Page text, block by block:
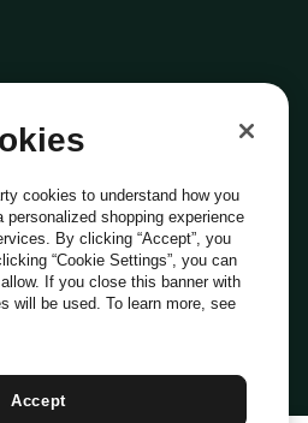
Preferenze Cookie
Italiano
cookies to understand how you
shopping experience
By clicking “Accept”, you
“Cookie Settings”, you can
If you close this banner with
will be used. To learn more, see
Accept